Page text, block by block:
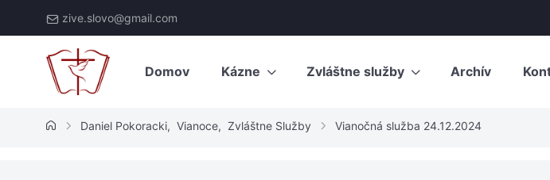
zive.slovo@gmail.com
Domov Kázne Zvláštne služby Archív
Daniel Pokoracki, Vianoce, Zvláštne Služby Vianočná služba 24.12.2024